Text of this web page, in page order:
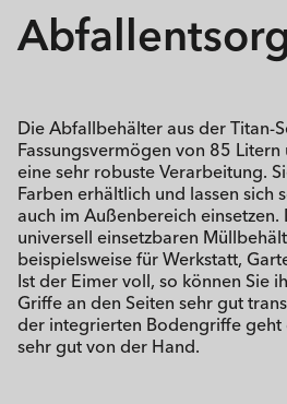
Die Abfallbehälter aus der Titan-
Fassungsvermögen von 85
eine sehr robuste Verarbeitung.
Farben erhältlich und lassen sich
auch im Außenbereich einsetzen.
universell einsetzbaren
beispielsweise für Werkstatt,
Ist der Eimer voll, so können Sie
Griffe an den Seiten sehr gut
der integrierten Bodengriffe geht
sehr gut von der Hand.